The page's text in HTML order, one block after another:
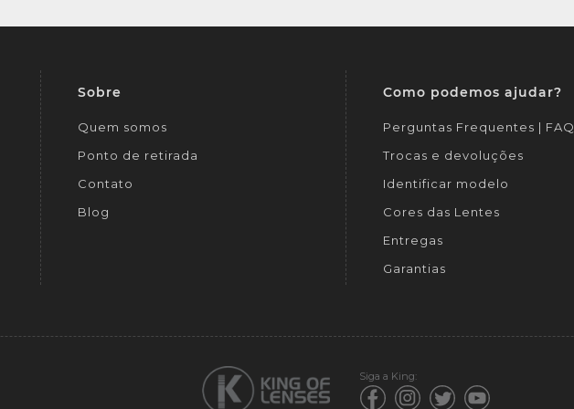
Sobre
Quem somos
Ponto de retirada
Contato
Blog
Como podemos ajudar?
Perguntas Frequentes | FAQ
Trocas e devoluções
Identificar modelo
Cores das Lentes
Entregas
Garantias
Siga a King: